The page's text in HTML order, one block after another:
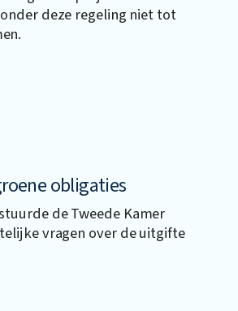
deze regeling niet tot
obligaties
de Tweede Kamer
vragen over de uitgifte